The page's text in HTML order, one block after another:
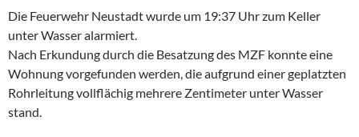
Die Feuerwehr Neustadt wurde um 19:37 Uhr zum Keller
unter Wasser alarmiert.
Nach Erkundung durch die Besatzung des MZF konnte eine
Wohnung vorgefunden werden, die aufgrund einer geplatzten
Rohrleitung vollflächig mehrere Zentimeter unter Wasser
stand.